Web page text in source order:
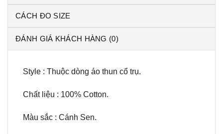
CÁCH ĐO SIZE
ĐÁNH GIÁ KHÁCH HÀNG (0)
Style : Thuộc dòng áo thun cổ trụ.
Chất liệu : 100% Cotton.
Màu sắc : Cánh Sen.